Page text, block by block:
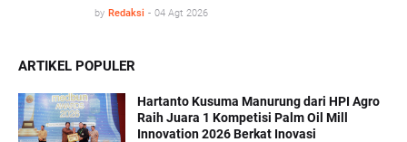
sawit. Dalam ajang konferensi Technology & Talent Palm
penyedia solusi air global, Ecolab Indonesia, menegaskan
yang sangat menentukan efisiensi operasional, efisiensi
energi, hingga profitabilitas industri kelapa sawit.
by Redaksi - 04 Agt 2026
ARTIKEL POPULER
Hartanto Kusuma Manurung dari HPI Agro
Raih Juara 1 Kompetisi Palm Oil Mill
Innovation 2026 Berkat Inovasi